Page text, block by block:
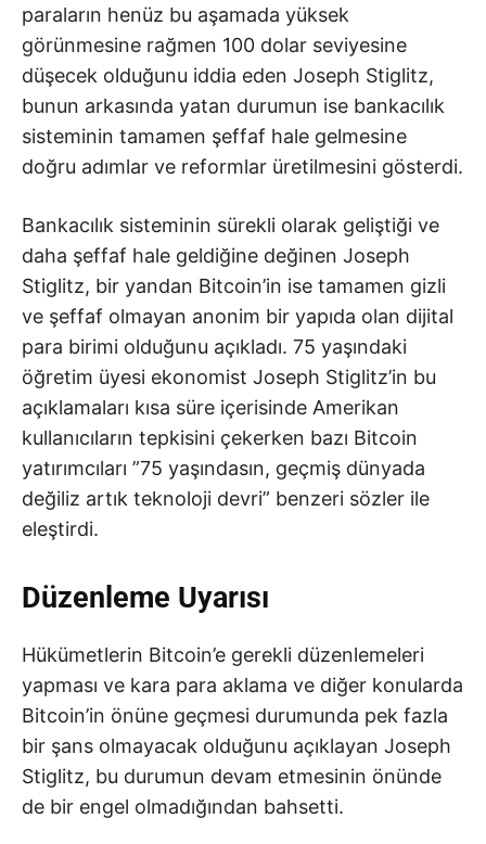
paraların henüz bu aşamada yüksek
görünmesine rağmen 100 dolar seviyesine
düşecek olduğunu iddia eden Joseph Stiglitz,
bunun arkasında yatan durumun ise bankacılık
sisteminin tamamen şeffaf hale gelmesine
doğru adımlar ve reformlar üretilmesini gösterdi.
Bankacılık sisteminin sürekli olarak geliştiği ve
daha şeffaf hale geldiğine değinen Joseph
Stiglitz, bir yandan Bitcoin’in ise tamamen gizli
ve şeffaf olmayan anonim bir yapıda olan dijital
para birimi olduğunu açıkladı. 75 yaşındaki
öğretim üyesi ekonomist Joseph Stiglitz’in bu
açıklamaları kısa süre içerisinde Amerikan
kullanıcıların tepkisini çekerken bazı Bitcoin
yatırımcıları ”75 yaşındasın, geçmiş dünyada
değiliz artık teknoloji devri” benzeri sözler ile
eleştirdi.
Düzenleme Uyarısı
Hükümetlerin Bitcoin’e gerekli düzenlemeleri
yapması ve kara para aklama ve diğer konularda
Bitcoin’in önüne geçmesi durumunda pek fazla
bir şans olmayacak olduğunu açıklayan Joseph
Stiglitz, bu durumun devam etmesinin önünde
de bir engel olmadığından bahsetti.